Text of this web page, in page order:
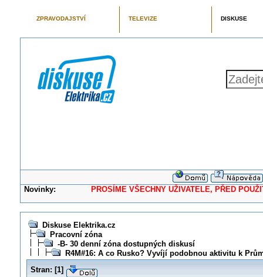
ZPRAVODAJSTVÍ TELEVIZE DISKUSE
Novinky: PROSÍME VŠECHNY UŽIVATELE, PŘED
Diskuse Elektrika.cz
Pracovní zóna
-B- 30 denní zóna dostupných diskusí
R4M#16: A co Rusko? Vyvíjí podobnou aktivitu k
Stran: [1]